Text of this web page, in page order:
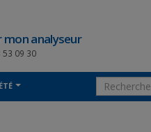
mon analyseur
53 09 30